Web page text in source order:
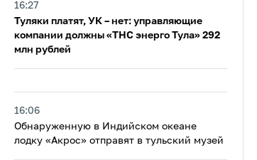
16:27
Туляки платят, УК – нет: управляющие
компании должны «ТНС энерго Тула» 292
млн рублей
16:06
Обнаруженную в Индийском океане
лодку «Акрос» отправят в тульский музей